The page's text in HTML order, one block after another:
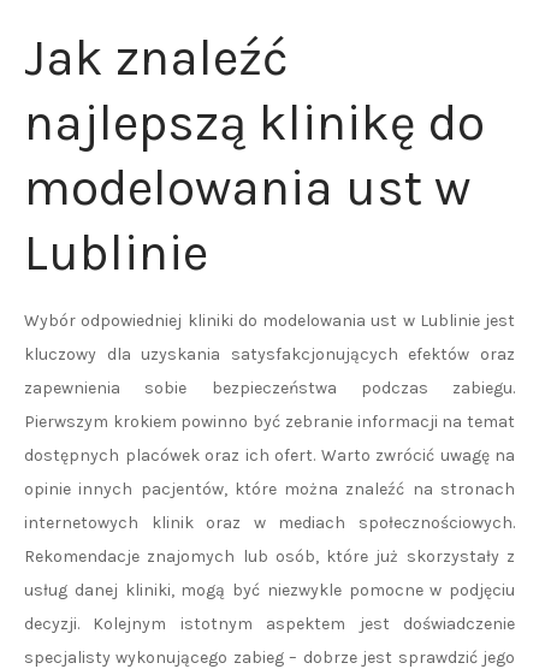
Jak znaleźć
najlepszą klinikę do
modelowania ust w
Lublinie
Wybór odpowiedniej kliniki do modelowania ust w Lublinie jest
kluczowy dla uzyskania satysfakcjonujących efektów oraz
zapewnienia sobie bezpieczeństwa podczas zabiegu.
Pierwszym krokiem powinno być zebranie informacji na temat
dostępnych placówek oraz ich ofert. Warto zwrócić uwagę na
opinie innych pacjentów, które można znaleźć na stronach
internetowych klinik oraz w mediach społecznościowych.
Rekomendacje znajomych lub osób, które już skorzystały z
usług danej kliniki, mogą być niezwykle pomocne w podjęciu
decyzji. Kolejnym istotnym aspektem jest doświadczenie
specjalisty wykonującego zabieg – dobrze jest sprawdzić jego